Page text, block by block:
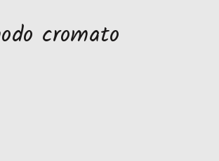
cromato